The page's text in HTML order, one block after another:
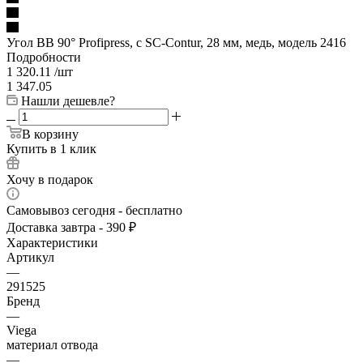
Угол BB 90° Profipress, c SC-Contur, 28 мм, медь, модель 2416
Подробности
1 320.11 /шт
1 347.05
Нашли дешевле?
В корзину
Купить в 1 клик
Хочу в подарок
Самовывоз сегодня - бесплатно
Доставка завтра - 390 ₽
Характеристики
Артикул
—
291525
Бренд
—
Viega
материал отвода
—